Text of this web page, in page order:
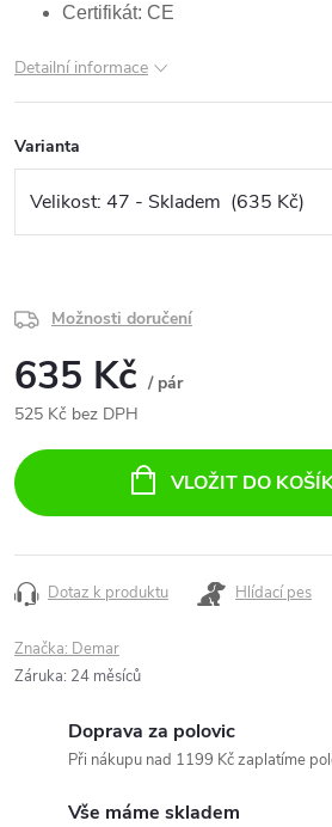
Certifikát: CE
Detailní informace
Varianta
Možnosti doručení
635 Kč / pár
525 Kč bez DPH
cena:
VLOŽIT DO
Dotaz k produktu Hlídací pes
Značka: Demar
Záruka: 24 měsíců
Doprava za polovic
Při nákupu nad 1199 Kč zaplatíme
Vše máme skladem